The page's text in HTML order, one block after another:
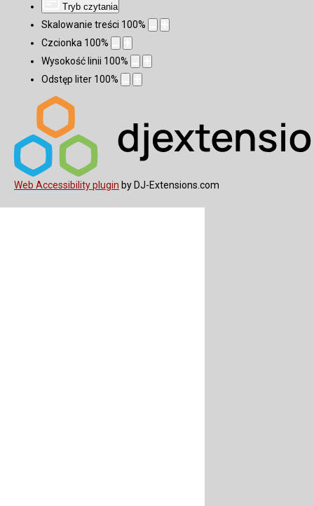
Tryb czytania
Skalowanie treści 100%
Czcionka 100%
Wysokość linii 100%
Odstęp liter 100%
Web Accessibility plugin by DJ-Extensions.com